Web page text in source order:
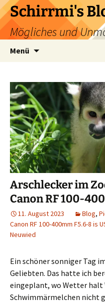
Zum
Inhalt
springen
Schirrmi's
Mögliches und
Menü
Arschlecker im
Canon RF 100-
11. August 2023 Blog,
Canon RF 100-400mm F5.6-8 is
Neuwied
Ein schöner sonniger Tag
Geliebten. Das hatte ich
eingeplant, wo Wetter halt
Schwimmärmelchen nicht